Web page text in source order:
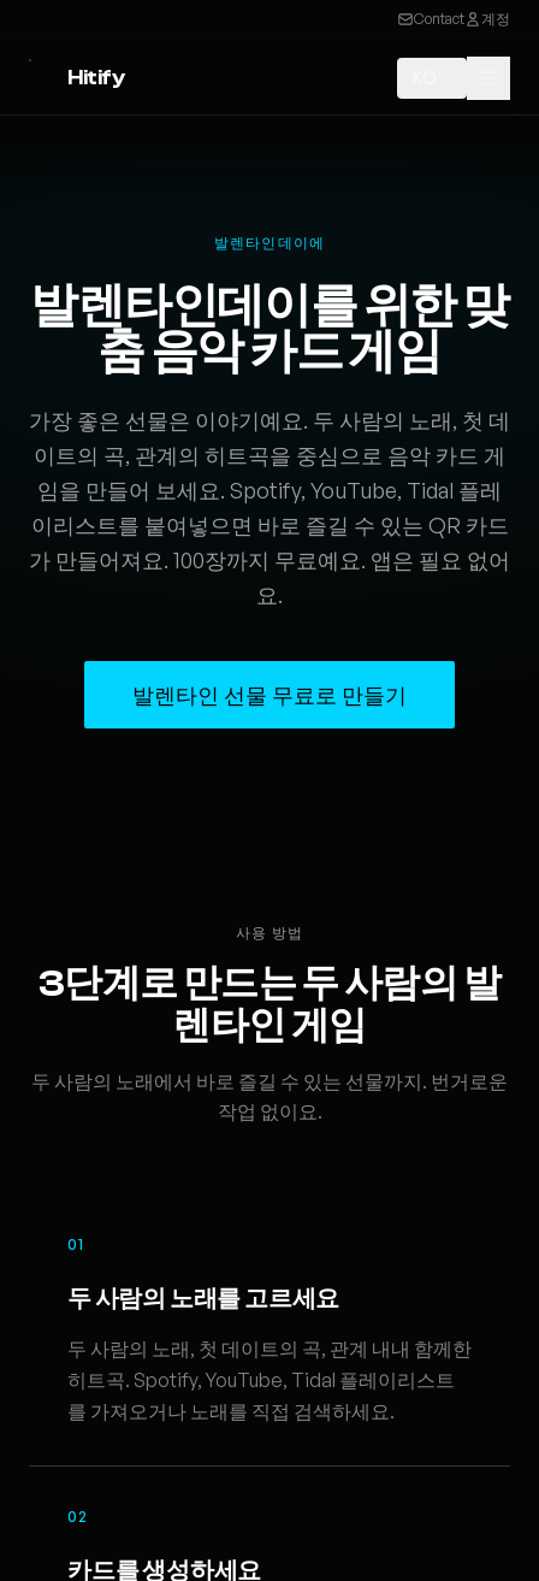
Contact 계정
Hitify
발렌타인데이에
발렌타인데이를 위한 맞
춤 음악 카드 게임
가장 좋은 선물은 이야기예요. 두 사람의 노래, 첫 데
이트의 곡, 관계의 히트곡을 중심으로 음악 카드 게
임을 만들어 보세요. Spotify, YouTube, Tidal 플레
이리스트를 붙여넣으면 바로 즐길 수 있는 QR 카드
가 만들어져요. 100장까지 무료예요. 앱은 필요 없어
요.
발렌타인 선물 무료로 만들기
사용 방법
3단계로 만드는 두 사람의 발
렌타인 게임
두 사람의 노래에서 바로 즐길 수 있는 선물까지. 번거로운
작업 없이요.
01
두 사람의 노래를 고르세요
두 사람의 노래, 첫 데이트의 곡, 관계 내내 함께한
히트곡. Spotify, YouTube, Tidal 플레이리스트
를 가져오거나 노래를 직접 검색하세요.
02
카드를 생성하세요